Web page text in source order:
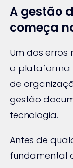
A gestão
começa
Um dos erros
a plataforma
de
gestão
tecnologia.
Antes de
fundamental